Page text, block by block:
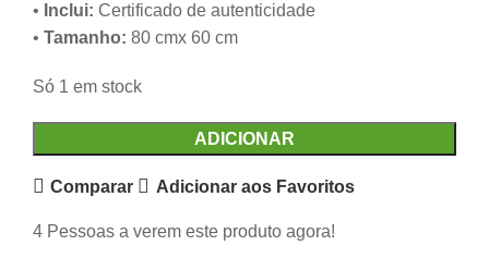
• Inclui: Certificado de autenticidade
• Tamanho: 80 cmx 60 cm
Só 1 em stock
ADICIONAR
Comparar Adicionar aos Favoritos
4 Pessoas a verem este produto agora!